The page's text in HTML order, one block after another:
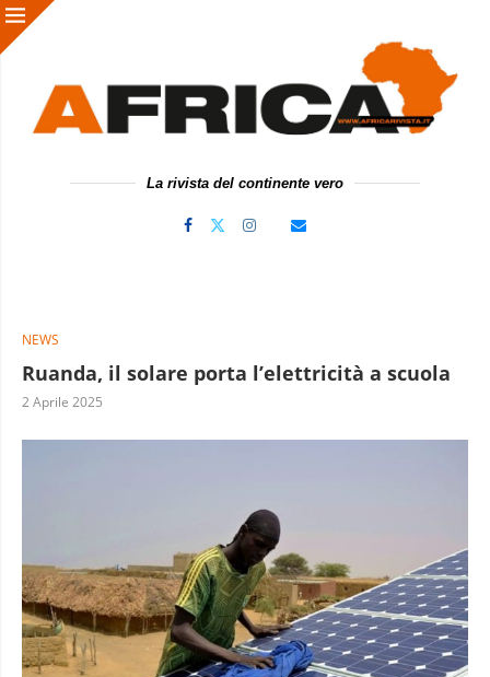
La rivista del continente vero
NEWS
Ruanda, il solare porta l’elettricità a scuola
2 Aprile 2025